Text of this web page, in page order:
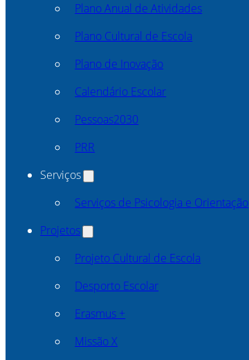
Plano Anual de Atividades
Plano Cultural de Escola
Plano de Inovação
Calendário Escolar
Pessoas2030
PRR
Serviços
Serviços de Psicologia e Orientação
Projetos
Projeto Cultural de Escola
Desporto Escolar
Erasmus +
Missão X